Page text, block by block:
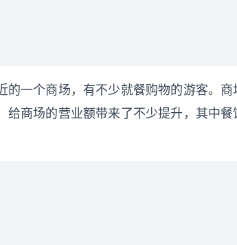
一个商场，有不少就餐购物的游客。商
给商场的营业额带来了不少提升，其中餐